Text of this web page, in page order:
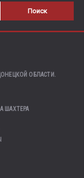
ОБЛАСТИ.
ШАХТЕРА